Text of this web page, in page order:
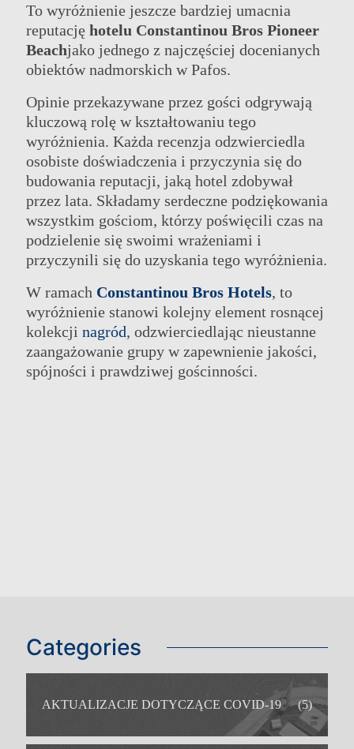
To wyróżnienie jeszcze bardziej umacnia
reputację hotelu Constantinou Bros Pioneer
Beachjako jednego z najczęściej docenianych
obiektów nadmorskich w Pafos.
Opinie przekazywane przez gości odgrywają
kluczową rolę w kształtowaniu tego
wyróżnienia. Każda recenzja odzwierciedla
osobiste doświadczenia i przyczynia się do
budowania reputacji, jaką hotel zdobywał
przez lata. Składamy serdeczne podziękowania
wszystkim gościom, którzy poświęcili czas na
podzielenie się swoimi wrażeniami i
przyczynili się do uzyskania tego wyróżnienia.
W ramach Constantinou Bros Hotels, to
wyróżnienie stanowi kolejny element rosnącej
kolekcji nagród, odzwierciedlając nieustanne
zaangażowanie grupy w zapewnienie jakości,
spójności i prawdziwej gościnności.
Categories
AKTUALIZACJE DOTYCZĄCE COVID-19 (5)